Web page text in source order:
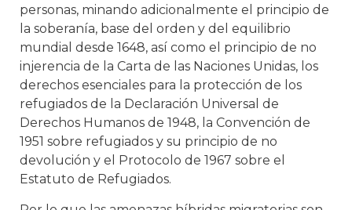
personas, minando adicionalmente el principio de
la soberanía, base del orden y del equilibrio
mundial desde 1648, así como el principio de no
injerencia de la Carta de las Naciones Unidas, los
derechos esenciales para la protección de los
refugiados de la Declaración Universal de
Derechos Humanos de 1948, la Convención de
1951 sobre refugiados y su principio de no
devolución y el Protocolo de 1967 sobre el
Estatuto de Refugiados.